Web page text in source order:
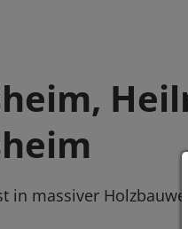
in massiver